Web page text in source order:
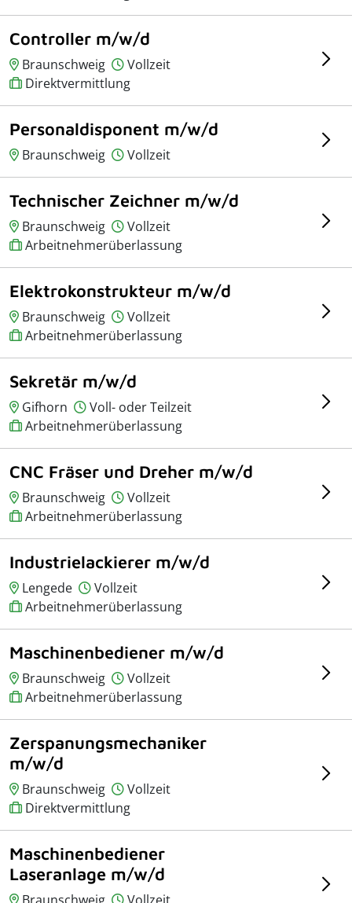
Controller m/w/d
Braunschweig
Vollzeit
Direktvermittlung
Personaldisponent m/w/d
Braunschweig Vollzeit
Technischer Zeichner m/w/d
Braunschweig
Vollzeit
Arbeitnehmerüberlassung
Elektrokonstrukteur m/w/d
Braunschweig
Vollzeit
Arbeitnehmerüberlassung
Sekretär m/w/d
Gifhorn
Voll- oder Teilzeit
Arbeitnehmerüberlassung
CNC Fräser und Dreher m/w/d
Braunschweig
Vollzeit
Arbeitnehmerüberlassung
Industrielackierer m/w/d
Lengede
Vollzeit
Arbeitnehmerüberlassung
Maschinenbediener m/w/d
Braunschweig
Vollzeit
Arbeitnehmerüberlassung
Zerspanungsmechaniker
m/w/d
Braunschweig
Vollzeit
Direktvermittlung
Maschinenbediener
Laseranlage m/w/d
Braunschweig Vollzeit